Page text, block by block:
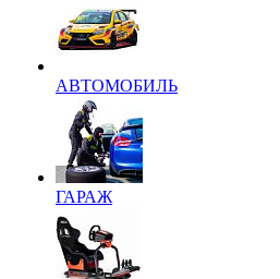
АВТОМОБИЛЬ
ГАРАЖ